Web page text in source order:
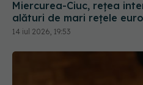
14 iul 2026, 19:53